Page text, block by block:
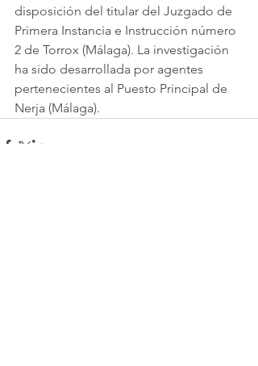
disposición del titular del Juzgado de
Primera Instancia e Instrucción número
2 de Torrox (Málaga). La investigación
ha sido desarrollada por agentes
pertenecientes al Puesto Principal de
Nerja (Málaga).